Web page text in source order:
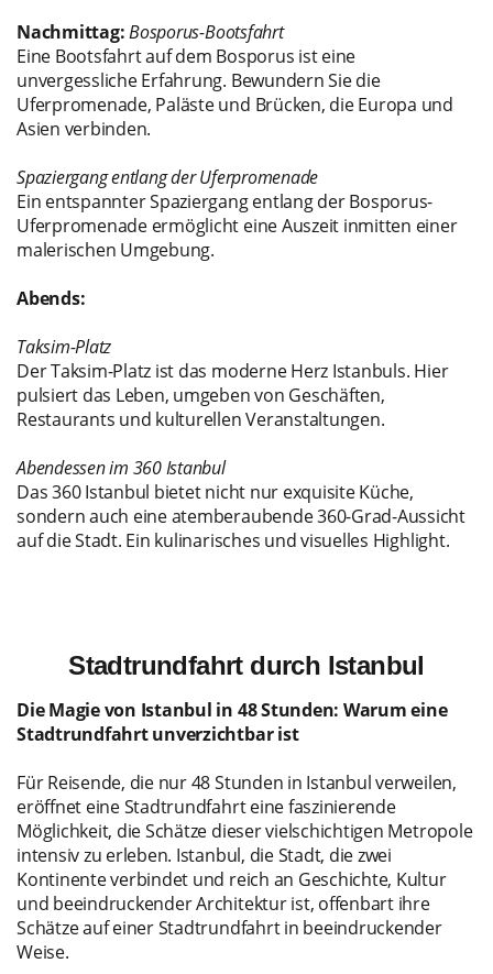
Nachmittag:Bosporus-Bootsfahrt
Eine Bootsfahrt auf dem Bosporus ist eine
unvergessliche Erfahrung. Bewundern Sie die
Uferpromenade, Paläste und Brücken, die Europa und
Asien verbinden.
Spaziergang entlang der Uferpromenade
Ein entspannter Spaziergang entlang der Bosporus-
Uferpromenade ermöglicht eine Auszeit inmitten einer
malerischen Umgebung.
Abends:
Taksim-Platz
Der Taksim-Platz ist das moderne Herz Istanbuls. Hier
pulsiert das Leben, umgeben von Geschäften,
Restaurants und kulturellen Veranstaltungen.
Abendessen im 360 Istanbul
Das 360 Istanbul bietet nicht nur exquisite Küche,
sondern auch eine atemberaubende 360-Grad-Aussicht
auf die Stadt. Ein kulinarisches und visuelles Highlight.
Stadtrundfahrt durch Istanbul
Die Magie von Istanbul in 48 Stunden: Warum eine
Stadtrundfahrt unverzichtbar ist
Für Reisende, die nur 48 Stunden in Istanbul verweilen,
eröffnet eine Stadtrundfahrt eine faszinierende
Möglichkeit, die Schätze dieser vielschichtigen Metropole
intensiv zu erleben. Istanbul, die Stadt, die zwei
Kontinente verbindet und reich an Geschichte, Kultur
und beeindruckender Architektur ist, offenbart ihre
Schätze auf einer Stadtrundfahrt in beeindruckender
Weise.